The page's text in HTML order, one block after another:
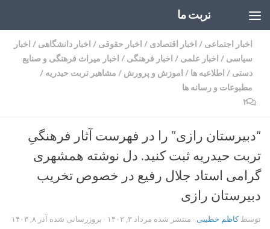
تربت ما
اخبار اجتماعی / اخبار اقتصادی / اخبار حقوقی / اخبار دانشگاهی / اخبار
سیاسی / اخبار علمی / اخبار فرهنگی / اخبار میراث فرهنگی و صنایع
دستی / اطلاعیه ها / اموزش و پرورش / مشاهیر تربت حیدریه /
مطبوعات و رسانه ها
۲
“دبیرستان رازی” را در فهرست آثار فرهنگیِ
تربت حیدریه ثبت کنید. دل نوشته همشهری
گرامی استاد جلال رفیع در خصوص تخریب
دبیرستان رازی
توسطکاظم خطیبی · منتشر شده مرداد ۳, ۱۴۰۲ · بروزرسانی شده آذر ۸, ۱۴۰۳